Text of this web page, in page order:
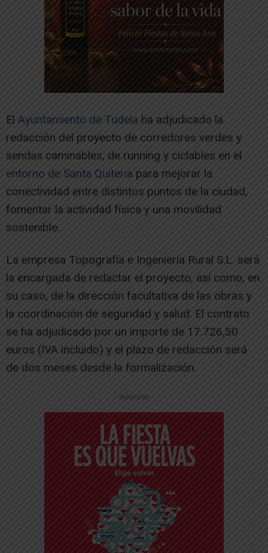
El Ayuntamiento de Tudela ha adjudicado la
redacción del proyecto de corredores verdes y
sendas caminables, de running y ciclables en el
entorno de Santa Quiteria para mejorar la
conectividad entre distintos puntos de la ciudad,
fomentar la actividad física y una movilidad
sostenible.
La empresa Topografía e Ingeniería Rural S.L. será
la encargada de redactar el proyecto, así como, en
su caso, de la dirección facultativa de las obras y
la coordinación de seguridad y salud. El contrato
se ha adjudicado por un importe de 17.726,50
euros (IVA incluido) y el plazo de redacción será
de dos meses desde la formalización.
-- Publicidad --